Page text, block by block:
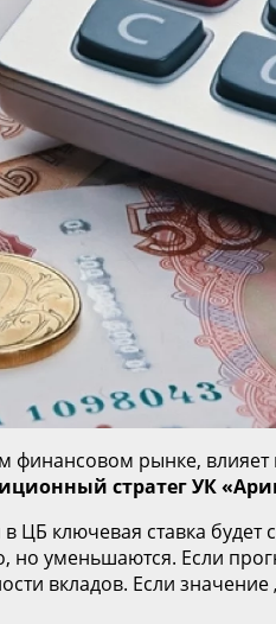
финансовом рынке,
стратег УК
ЦБ ключевая ставка
но уменьшаются. Если
вкладов. Если